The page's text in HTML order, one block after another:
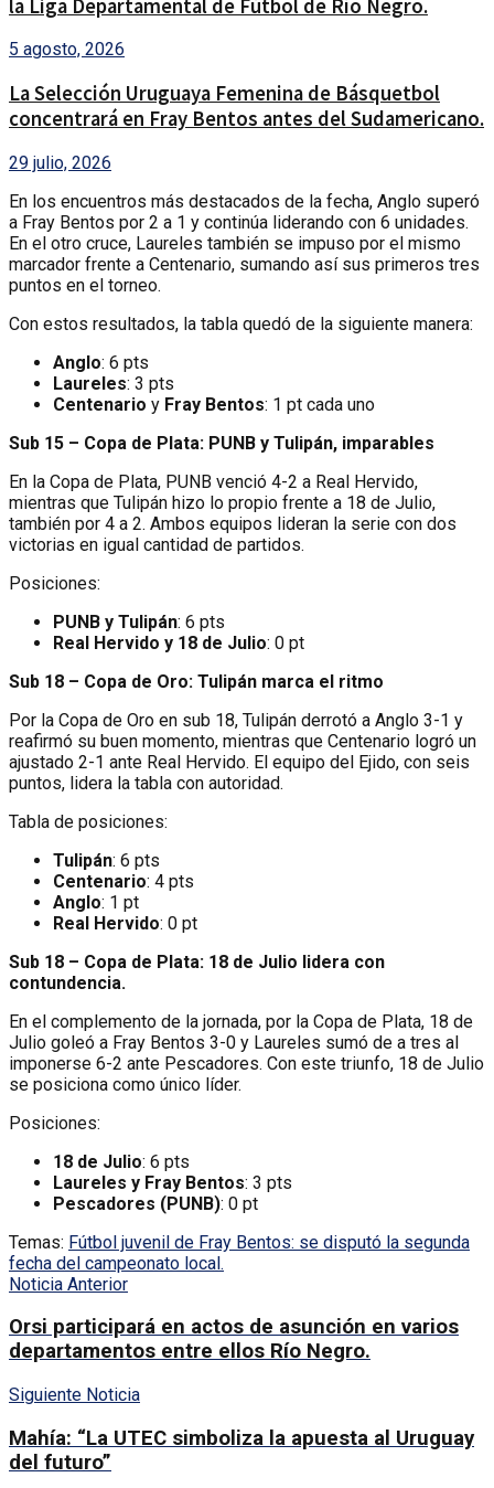
la Liga Departamental de Fútbol de Río Negro.
5 agosto, 2026
La Selección Uruguaya Femenina de Básquetbol
concentrará en Fray Bentos antes del Sudamericano.
29 julio, 2026
En los encuentros más destacados de la fecha, Anglo superó
a Fray Bentos por 2 a 1 y continúa liderando con 6 unidades.
En el otro cruce, Laureles también se impuso por el mismo
marcador frente a Centenario, sumando así sus primeros tres
puntos en el torneo.
Con estos resultados, la tabla quedó de la siguiente manera:
Anglo: 6 pts
Laureles: 3 pts
Centenario y Fray Bentos: 1 pt cada uno
Sub 15 – Copa de Plata: PUNB y Tulipán, imparables
En la Copa de Plata, PUNB venció 4-2 a Real Hervido,
mientras que Tulipán hizo lo propio frente a 18 de Julio,
también por 4 a 2. Ambos equipos lideran la serie con dos
victorias en igual cantidad de partidos.
Posiciones:
PUNB y Tulipán: 6 pts
Real Hervido y 18 de Julio: 0 pt
Sub 18 – Copa de Oro: Tulipán marca el ritmo
Por la Copa de Oro en sub 18, Tulipán derrotó a Anglo 3-1 y
reafirmó su buen momento, mientras que Centenario logró un
ajustado 2-1 ante Real Hervido. El equipo del Ejido, con seis
puntos, lidera la tabla con autoridad.
Tabla de posiciones:
Tulipán: 6 pts
Centenario: 4 pts
Anglo: 1 pt
Real Hervido: 0 pt
Sub 18 – Copa de Plata: 18 de Julio lidera con
contundencia.
En el complemento de la jornada, por la Copa de Plata, 18 de
Julio goleó a Fray Bentos 3-0 y Laureles sumó de a tres al
imponerse 6-2 ante Pescadores. Con este triunfo, 18 de Julio
se posiciona como único líder.
Posiciones:
18 de Julio: 6 pts
Laureles y Fray Bentos: 3 pts
Pescadores (PUNB): 0 pt
Temas: Fútbol juvenil de Fray Bentos: se disputó la segunda
fecha del campeonato local.
Noticia Anterior
Orsi participará en actos de asunción en varios
departamentos entre ellos Río Negro.
Siguiente Noticia
Mahía: “La UTEC simboliza la apuesta al Uruguay
del futuro”